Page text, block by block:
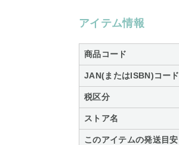
アイテム情報
商品コード
JAN(またはISBN)コード
税区分
ストア名
このアイテムの発送目安